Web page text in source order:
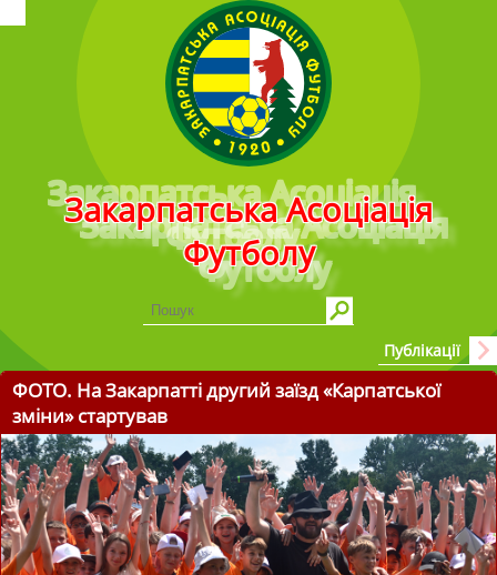
Головне меню
Закарпатська Асоціація
Футболу
Публікації
ФОТО. На Закарпатті другий заїзд «Карпатської
зміни» стартував